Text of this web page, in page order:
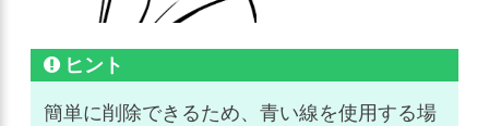
ヒント
簡単に削除できるため、青い線を使用する場